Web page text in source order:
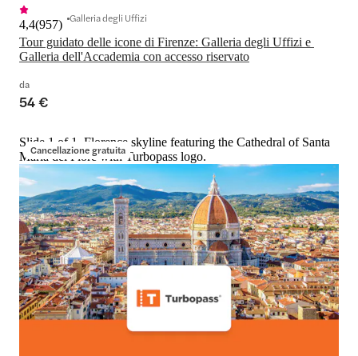
Tour guidato delle icone di Firenze: Galleria degli Uffizi e
Galleria dell'Accademia con accesso riservato
4,4(957) Galleria degli Uffizi
da
54 €
Cancellazione gratuita
Slide 1 of 1, Florence skyline featuring the Cathedral of Santa
Maria del Fiore with Turbopass logo.